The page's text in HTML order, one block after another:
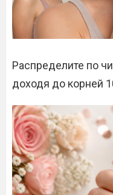
Распределите по
доходя до корней